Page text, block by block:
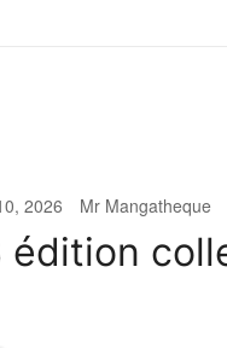
2026 Mr Mangatheque
édition